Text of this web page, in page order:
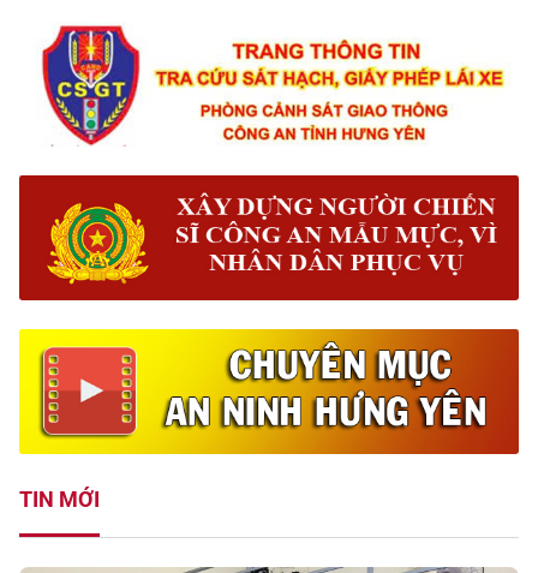
TIN MỚI